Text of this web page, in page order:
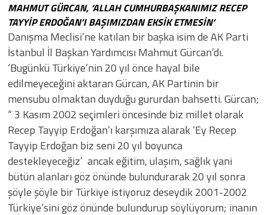
MAHMUT GÜRCAN, ‘ALLAH CUMHURBAŞKANIMIZ RECEP
TAYYİP ERDOĞAN’I BAŞIMIZDAN EKSİK ETMESİN’
Danışma Meclisi’ne katılan bir başka isim de AK Parti
İstanbul İl Başkan Yardımcısı Mahmut Gürcan’dı.
‘Bugünkü Türkiye’nin 20 yıl önce hayal bile
edilmeyeceğini aktaran Gürcan, AK Partinin bir
mensubu olmaktan duyduğu gururdan bahsetti. Gürcan;
“ 3 Kasım 2002 seçimleri öncesinde biz millet olarak
Recep Tayyip Erdoğan’ı karşımıza alarak ‘Ey Recep
Tayyip Erdoğan biz seni 20 yıl boyunca
destekleyeceğiz’ ancak eğitim, ulaşım, sağlık yani
bütün alanları göz önünde bulundurarak 20 yıl sonra
şöyle şöyle bir Türkiye istiyoruz deseydik 2001-2002
Türkiye’sini göz önünde bulundurup söylüyorum; inanın